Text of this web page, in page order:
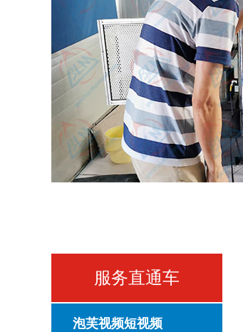
服务直通车
泡芙视频短视频